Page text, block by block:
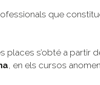
que
s’obté a partir
, en els cursos